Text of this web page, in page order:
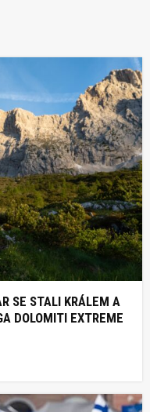
SE STALI KRÁLEM A
DOLOMITI EXTREME